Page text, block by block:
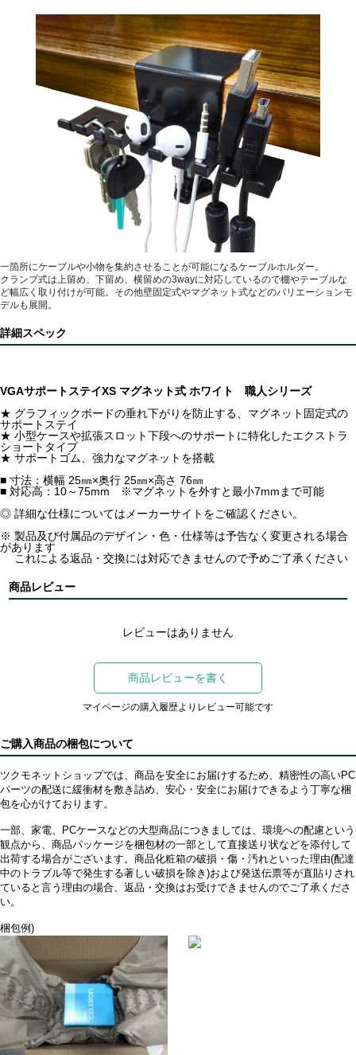
一箇所にケーブルや小物を集約させることが可能になるケーブルホルダー。
クランプ式は上留め、下留め、横留めの3wayに対応しているので棚やテーブルな
ど幅広く取り付けが可能。その他壁固定式やマグネット式などのバリエーションモ
デルも展開。
詳細スペック
VGAサポートステイXS マグネット式 ホワイト 職人シリーズ
★ グラフィックボードの垂れ下がりを防止する、マグネット固定式の
サポートステイ
★ 小型ケースや拡張スロット下段へのサポートに特化したエクストラ
ショートタイプ
★ サポートゴム、強力なマグネットを搭載
■ 寸法：横幅 25㎜×奥行 25㎜×高さ 76㎜
■ 対応高：10～75mm ※マグネットを外すと最小7mmまで可能
◎ 詳細な仕様についてはメーカーサイトをご確認ください。
※ 製品及び付属品のデザイン・色・仕様等は予告なく変更される場合
があります
これによる返品・交換には対応できませんので予めご了承ください
商品レビュー
レビューはありません
商品レビューを書く
マイページの購入履歴よりレビュー可能です
ご購入商品の梱包について
ツクモネットショップでは、商品を安全にお届けするため、精密性の高いPC
パーツの配送に緩衝材を敷き詰め、安心・安全にお届けできるよう丁寧な梱
包を心がけております。
一部、家電、PCケースなどの大型商品につきましては、環境への配慮という
観点から、商品パッケージを梱包材の一部として直接送り状などを添付して
出荷する場合がございます。商品化粧箱の破損・傷・汚れといった理由(配達
中のトラブル等で発生する著しい破損を除き)および発送伝票等が直貼りされ
ていると言う理由の場合、返品・交換はお受けできませんのでご了承くださ
い。
梱包例)